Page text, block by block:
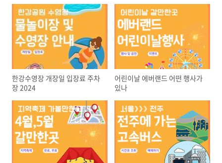
한강수영장 개장일 입장료 주차
장 2024
어린이날 에버랜드 어떤 행사가
있나